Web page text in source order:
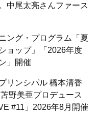
中尾太亮さんファース
ング・プログラム「夏
ョップ」「2026年度
」開催
リンシパル 橋本清香
野美亜プロデュース
#11」2026年8月開催